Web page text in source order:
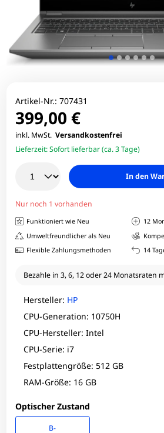
Artikel-Nr.: 707431
399,00 €
inkl. MwSt. Versandkostenfrei
Lieferzeit:Sofort lieferbar (ca. 3 Tage)
In den
Nur noch 1 vorhanden
Funktioniert wie Neu
12
Umweltfreundlicher als Neu
Flexible Zahlungsmethoden
14
Bezahle in 3, 6, 12 oder 24 Monatsraten
Hersteller: HP
CPU-Generation: 10750H
CPU-Hersteller: Intel
CPU-Serie: i7
Festplattengröße: 512 GB
RAM-Größe: 16 GB
Optischer Zustand
B-